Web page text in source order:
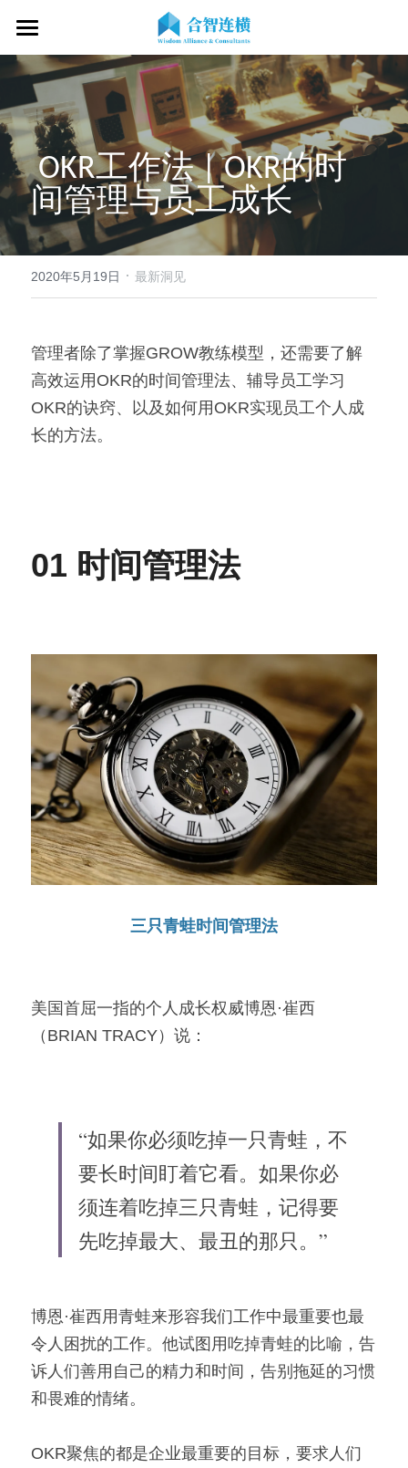
首页
关于我们
关于我们
OKR专家
战略伙伴
客户见证
专业服务
OKR服务体系
OKR系统落地陪跑
OKR战略解码
OKR教练认证/训战
经营分析会
高质量复盘
OKR教练认证
了解COC
OKR证书查询
学习资源
专家视频
在线课程
最新洞见
新闻动态
现在预约
OKR工作法 | OKR的时
间管理与员工成长
2020年5月19日 · 最新洞见
管理者除了掌握GROW教练模型，还需要了解
高效运用OKR的时间管理法、辅导员工学习
OKR的诀窍、以及如何用OKR实现员工个人成
长的方法。
01 时间管理法
三只青蛙时间管理法
美国首屈一指的个人成长权威博恩·崔西
（BRIAN TRACY）说：
“如果你必须吃掉一只青蛙，不
要长时间盯着它看。如果你必
须连着吃掉三只青蛙，记得要
先吃掉最大、最丑的那只。”
博恩·崔西用青蛙来形容我们工作中最重要也最
令人困扰的工作。他试图用吃掉青蛙的比喻，告
诉人们善用自己的精力和时间，告别拖延的习惯
和畏难的情绪。
OKR聚焦的都是企业最重要的目标，要求人们